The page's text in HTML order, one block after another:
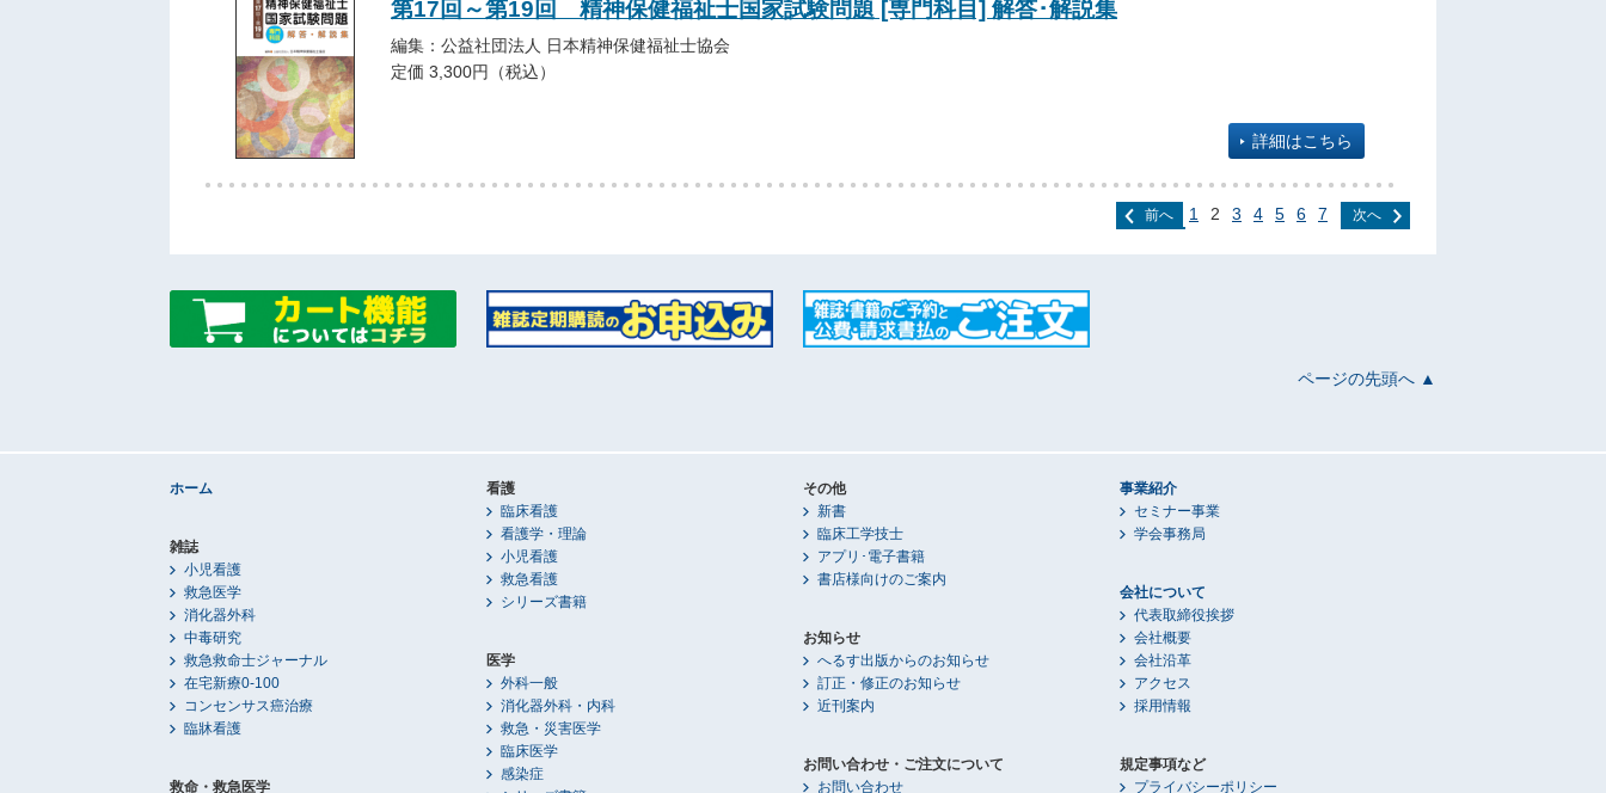
第17回～第19回 精神保健福祉士国家試験問題 [専門科目] 解答･解説集
編集：公益社団法人 日本精神保健福祉士協会
定価 3,300円（税込）
詳細はこちら
前へ 1 2 3 4 5 6 7 次へ
ページの先頭へ ▲
ホーム
雑誌
小児看護
救急医学
消化器外科
中毒研究
救急救命士ジャーナル
在宅新療0-100
コンセンサス癌治療
臨牀看護
救命・救急医学
看護
臨床看護
看護学・理論
小児看護
救急看護
シリーズ書籍
医学
外科一般
消化器外科・内科
救急・災害医学
臨床医学
感染症
その他
新書
臨床工学技士
アプリ･電子書籍
書店様向けのご案内
お知らせ
へるす出版からのお知らせ
訂正・修正のお知らせ
近刊案内
お問い合わせ・ご注文について
お問い合わせ
事業紹介
セミナー事業
学会事務局
会社について
代表取締役挨拶
会社概要
会社沿革
アクセス
採用情報
規定事項など
プライバシーポリシー